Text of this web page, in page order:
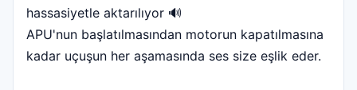
hassasiyetle aktarılıyor 🔊
APU'nun başlatılmasından motorun kapatılmasına
kadar uçuşun her aşamasında ses size eşlik eder.